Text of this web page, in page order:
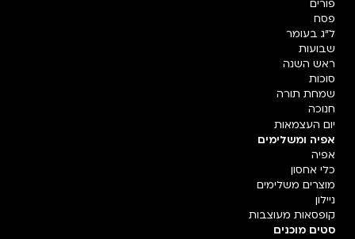
פורים
פסח
ל"ג בעומר
שבועות
ראש השנה
סוכות
שמחת תורה
חנוכה
יום העצמאות
אפיה ומשלימים
אפיה
כלי אחסון
מוצרים משלימים
ניילון
קופסאות מעוצבות
סטים מוכנים